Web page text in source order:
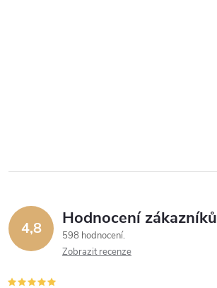
4,8 Hodnocení zákazníků
598 hodnocení
Zobrazit recenze